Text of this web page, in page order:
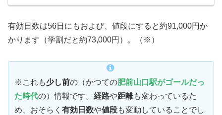
有効日数は56日にもおよび、値段にすると約91,000円か
かります（学割だと約73,000円）。（※）
※これも少し前の（かつての肥前山口駅がゴールだっ
た時代の）情報です。 経路や距離も変わっているた
め、おそらく 有効日数や値段も変動していることでし